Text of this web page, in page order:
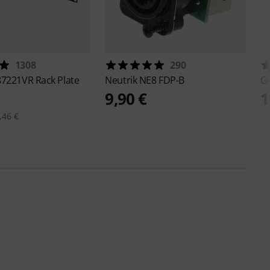
1308
Rack Plate
€
290
NeutrikNE8 FDP-B
9,90 €